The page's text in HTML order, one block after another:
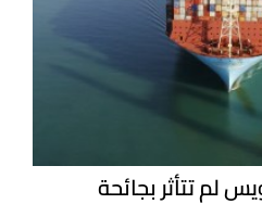
لم تتأثر بجائحة